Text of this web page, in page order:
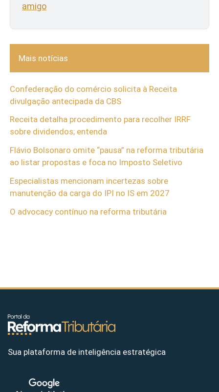
amigo
Mais notícias
Confederação do comércio solicita à Receita
divulgação antecipada da CBS
Receita detalha procedimento para recolher IRRF
sobre dividendos; entenda
Flávio Bolsonaro omite “pausa” na reforma tributária
ao listar propostas e foca no Imposto Seletivo
Especialistas mencionam incertezas sobre
manutenção da carga do IPI no IS em 2027
O advocacy contínuo na reforma tributária
Sua plataforma de inteligência estratégica